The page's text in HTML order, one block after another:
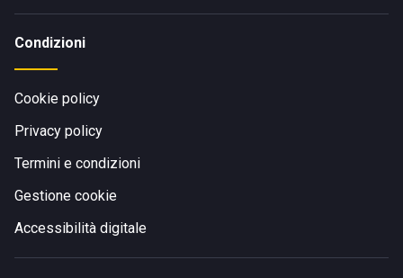
Condizioni
Cookie policy
Privacy policy
Termini e condizioni
Gestione cookie
Accessibilità digitale